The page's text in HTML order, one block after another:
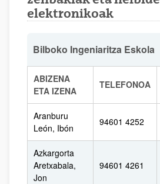
elektronikoak
Bilboko Ingeniaritza Eskola
ABIZENA
ETA IZENA
TELEFONOA
Aranburu
León, Ibón
94601 4252
Azkargorta
Aretxabala,
Jon
94601 4261